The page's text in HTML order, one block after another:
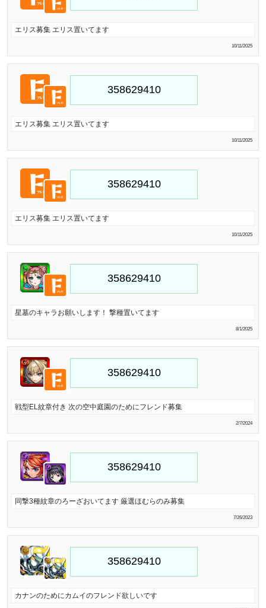
エリス募集 エリス置いてます
10/11/2025
エリス募集 エリス置いてます
10/11/2025
エリス募集 エリス置いてます
10/11/2025
星墓のキャラお願いします！ 撃種置いてます
8/1/2025
戦型EL紋章付き 次の空中庭園のためにフレンド募集
2/7/2024
同撃3種紋章のろーざおいてます 厳選ほむらのみ募集
7/26/2023
カナンのためにカムイのフレンド欲しいです